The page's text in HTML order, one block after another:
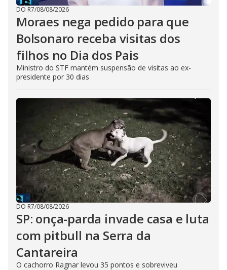
DO R7/08/08/2026
Moraes nega pedido para que
Bolsonaro receba visitas dos
filhos no Dia dos Pais
Ministro do STF mantém suspensão de visitas ao ex-
presidente por 30 dias
DO R7/08/08/2026
SP: onça-parda invade casa e luta
com pitbull na Serra da
Cantareira
O cachorro Ragnar levou 35 pontos e sobreviveu